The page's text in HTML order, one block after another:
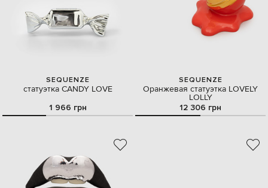
SEQUENZE
статуэтка CANDY LOVE
1 966 грн
SEQUENZE
Оранжевая статуэтка LOVELY
LOLLY
12 306 грн